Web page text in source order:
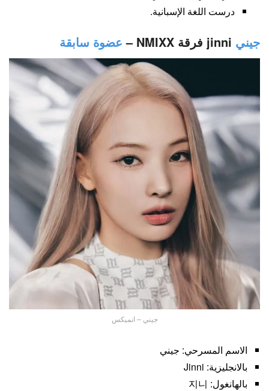
درست اللغة الإسبانية.
جيني عضوة سابقة
جيني – انميكس
الاسم المسرحي: جيني
بالانجليزية: Jinni
بالهانغول: 지니